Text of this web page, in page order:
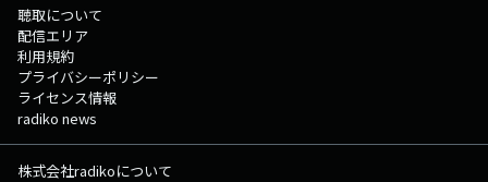
聴取について
配信エリア
利用規約
プライバシーポリシー
ライセンス情報
radiko news
株式会社radikoについて